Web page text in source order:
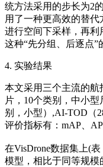
统方法采用的步长为2
用了一种更高效的替
进行空间下采样，再利
这种“先分组、后逐点”
4. 实验结果
本文采用三个主流的航
片，10个类别，中小
别，小型）,AI-TOD（
评价指标有：mAP、AP
在VisDrone数据集上(
模型，相比于同等规模